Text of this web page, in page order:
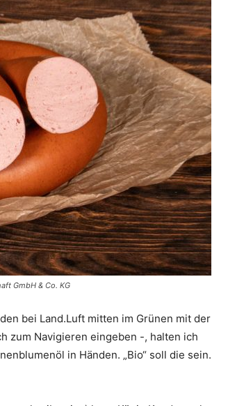
GmbH & Co. KG
bei Land.Luft mitten im Grünen mit der
zum Navigieren eingeben -, halten ich
in Händen. „Bio“ soll die sein.